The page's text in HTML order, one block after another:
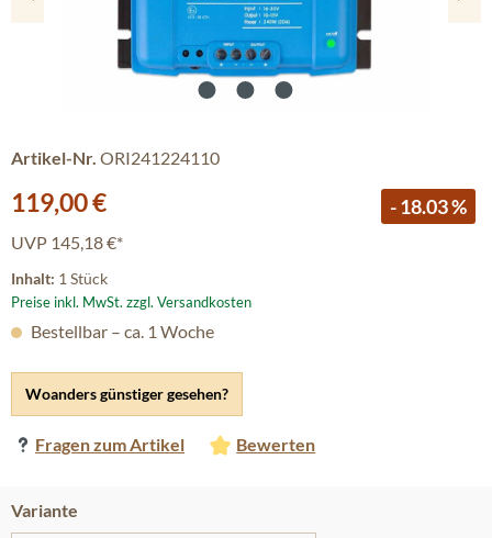
Artikel-Nr. ORI241224110
Verkaufspreis:
119,00 € - 18.03 %
UVP 145,18 €*
Inhalt: 1 Stück
Preise inkl. MwSt. zzgl. Versandkosten
Woanders günstiger gesehen?
Fragen zum Artikel Bewerten
Bestellbar – ca. 1 Woche
Variante